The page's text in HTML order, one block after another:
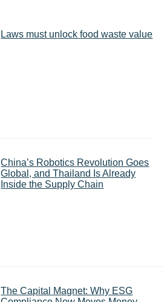
Laws must unlock food waste value
China’s Robotics Revolution Goes
Global, and Thailand Is Already
Inside the Supply Chain
The Capital Magnet: Why ESG